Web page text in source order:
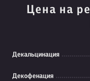
Цена на
Декальцинация
Декофенация